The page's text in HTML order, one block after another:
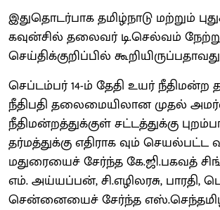
இதுதொடர்பாக தமிழ்நாடு மற்றும்
கவுன்சில் தலைவர் டி.செல்வம்
செய்திக்குறிப்பில்
செப்டம்பர் 14-ம் தேதி உயர்
நீதிபதி தலைமையிலான முதல்
நீதிமன்றத்துக்குள் சட்டத்துக்கு
தர்மத்துக்கு எதிராக வும்
மதுரையைச் சேர்ந்த கே.ஜி.பகவத்
எம். அய்யப்பன், சி.எழிலரசு, பாரதி,
சென்னையைச் சேர்ந்த